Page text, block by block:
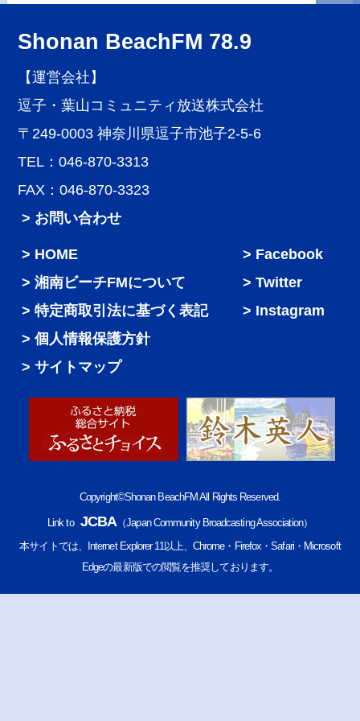
Shonan BeachFM 78.9
【運営会社】
逗子・葉山コミュニティ放送株式会社
〒249-0003 神奈川県逗子市池子2-5-6
TEL：046-870-3313
FAX：046-870-3323
> お問い合わせ
HOME
湘南ビーチFMについて
特定商取引法に基づく表記
個人情報保護方針
サイトマップ
Facebook
Twitter
Instagram
Copyright©Shonan BeachFM All Rights Reserved.
Link to JCBA（Japan Community Broadcasting Association）
本サイトでは、Internet Explorer 11以上、Chrome・Firefox・Safari・Microsoft
Edgeの最新版での閲覧を推奨しております。